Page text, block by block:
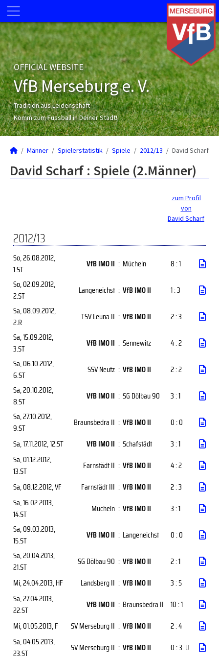
OFFICIAL WEBSITE
VfB Merseburg e. V.
Tradition aus Leidenschaft
Komm zum Fussball in Deiner Stadt!
Männer Spielerstatistik Spiele 2012/13 David Scharf
David Scharf : Spiele (2.Männer)
zum Profil
von
David Scharf
2012/13
So, 26.08.2012,
1.ST
VfB IMO II : Mücheln
8 : 1
So, 02.09.2012,
2.ST
Langeneichst : VfB IMO II
1 : 3
Sa, 08.09.2012,
2.R
TSV Leuna II : VfB IMO II
2 : 3
Sa, 15.09.2012,
3.ST
VfB IMO II : Sennewitz
4 : 2
Sa, 06.10.2012,
6.ST
SSV Neutz : VfB IMO II
2 : 2
Sa, 20.10.2012,
8.ST
VfB IMO II : SG Dölbau 90
3 : 1
Sa, 27.10.2012,
9.ST
Braunsbedra II : VfB IMO II
0 : 0
Sa, 17.11.2012, 12.ST VfB IMO II : Schafstädt
3 : 1
Sa, 01.12.2012,
13.ST
Farnstädt II : VfB IMO II
4 : 2
Sa, 08.12.2012, VF Farnstädt III : VfB IMO II
2 : 3
Sa, 16.02.2013,
14.ST
Mücheln : VfB IMO II
3 : 1
Sa, 09.03.2013,
15.ST
VfB IMO II : Langeneichst
0 : 0
Sa, 20.04.2013,
21.ST
SG Dölbau 90 : VfB IMO II
2 : 1
Mi, 24.04.2013, HF Landsberg II : VfB IMO II
3 : 5
Sa, 27.04.2013,
22.ST
VfB IMO II : Braunsbedra II 10 : 1
Mi, 01.05.2013, F SV Merseburg II : VfB IMO II
2 : 4
Sa, 04.05.2013,
23.ST
SV Merseburg II : VfB IMO II 0 : 3 U